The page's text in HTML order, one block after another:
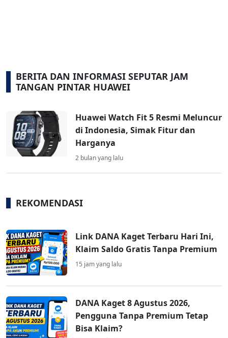
BERITA DAN INFORMASI SEPUTAR JAM
TANGAN PINTAR HUAWEI
Huawei Watch Fit 5 Resmi Meluncur
di Indonesia, Simak Fitur dan
Harganya
2 bulan yang lalu
REKOMENDASI
Link DANA Kaget Terbaru Hari Ini,
Klaim Saldo Gratis Tanpa Premium
15 jam yang lalu
DANA Kaget 8 Agustus 2026,
Pengguna Tanpa Premium Tetap
Bisa Klaim?